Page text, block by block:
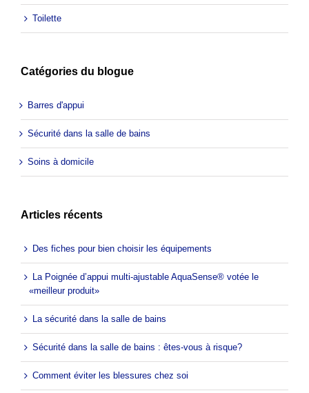
Toilette
Catégories du blogue
Barres d'appui
Sécurité dans la salle de bains
Soins à domicile
Articles récents
Des fiches pour bien choisir les équipements
La Poignée d’appui multi-ajustable AquaSense® votée le
«meilleur produit»
La sécurité dans la salle de bains
Sécurité dans la salle de bains : êtes-vous à risque?
Comment éviter les blessures chez soi